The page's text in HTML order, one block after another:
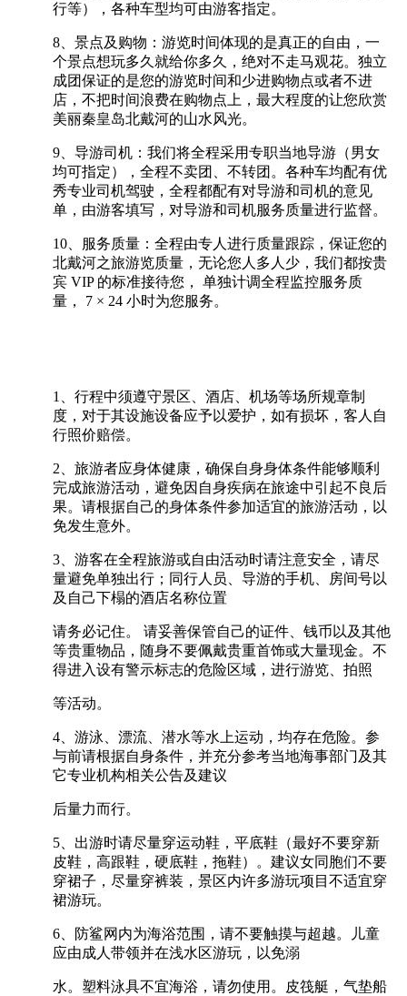
行等），各种车型均可由游客指定。
8、景点及购物：游览时间体现的是真正的自由，一
个景点想玩多久就给你多久，绝对不走马观花。独立
成团保证的是您的游览时间和少进购物点或者不进
店，不把时间浪费在购物点上，最大程度的让您欣赏
美丽秦皇岛北戴河的山水风光。
9、导游司机：我们将全程采用专职当地导游（男女
均可指定），全程不卖团、不转团。各种车均配有优
秀专业司机驾驶，全程都配有对导游和司机的意见
单，由游客填写，对导游和司机服务质量进行监督。
10、服务质量：全程由专人进行质量跟踪，保证您的
北戴河之旅游览质量，无论您人多人少，我们都按贵
宾 VIP 的标准接待您， 单独计调全程监控服务质
量， 7 × 24 小时为您服务。
1、行程中须遵守景区、酒店、机场等场所规章制
度，对于其设施设备应予以爱护，如有损坏，客人自
行照价赔偿。
2、旅游者应身体健康，确保自身身体条件能够顺利
完成旅游活动，避免因自身疾病在旅途中引起不良后
果。请根据自己的身体条件参加适宜的旅游活动，以
免发生意外。
3、游客在全程旅游或自由活动时请注意安全，请尽
量避免单独出行；同行人员、导游的手机、房间号以
及自己下榻的酒店名称位置
请务必记住。 请妥善保管自己的证件、钱币以及其他
等贵重物品，随身不要佩戴贵重首饰或大量现金。不
得进入设有警示标志的危险区域，进行游览、拍照
等活动。
4、游泳、漂流、潜水等水上运动，均存在危险。参
与前请根据自身条件，并充分参考当地海事部门及其
它专业机构相关公告及建议
后量力而行。
5、出游时请尽量穿运动鞋，平底鞋（最好不要穿新
皮鞋，高跟鞋，硬底鞋，拖鞋）。建议女同胞们不要
穿裙子，尽量穿裤装，景区内许多游玩项目不适宜穿
裙游玩。
6、防鲨网内为海浴范围，请不要触摸与超越。儿童
应由成人带领并在浅水区游玩，以免溺
水。塑料泳具不宜海浴，请勿使用。皮筏艇，气垫船